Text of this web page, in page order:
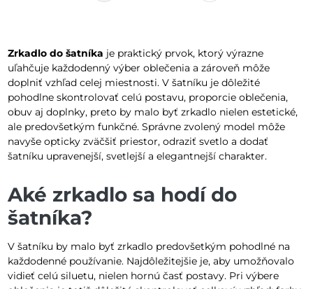
Zrkadlo do šatníka je praktický prvok, ktorý výrazne
uľahčuje každodenný výber oblečenia a zároveň môže
doplniť vzhľad celej miestnosti. V šatníku je dôležité
pohodlne skontrolovať celú postavu, proporcie oblečenia,
obuv aj doplnky, preto by malo byť zrkadlo nielen estetické,
ale predovšetkým funkčné. Správne zvolený model môže
navyše opticky zväčšiť priestor, odraziť svetlo a dodať
šatníku upravenejší, svetlejší a elegantnejší charakter.
Aké zrkadlo sa hodí do
šatníka?
V šatníku by malo byť zrkadlo predovšetkým pohodlné na
každodenné používanie. Najdôležitejšie je, aby umožňovalo
vidieť celú siluetu, nielen hornú časť postavy. Pri výbere